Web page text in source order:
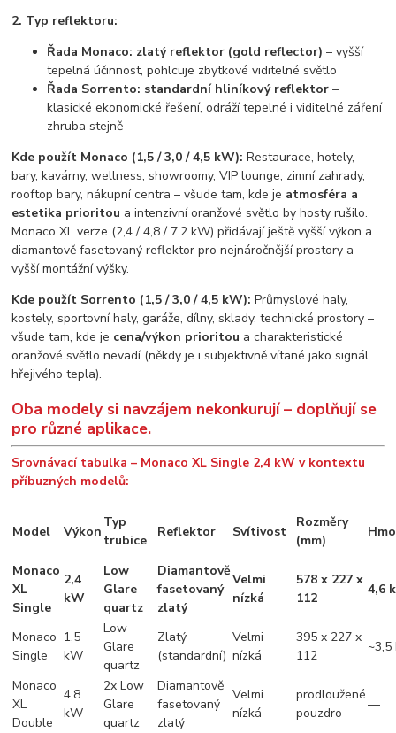
2. Typ reflektoru:
Řada Monaco: zlatý reflektor (gold reflector) – vyšší
tepelná účinnost, pohlcuje zbytkové viditelné světlo
Řada Sorrento: standardní hliníkový reflektor –
klasické ekonomické řešení, odráží tepelné i viditelné záření
zhruba stejně
Kde použít Monaco (1,5 / 3,0 / 4,5 kW): Restaurace, hotely,
bary, kavárny, wellness, showroomy, VIP lounge, zimní zahrady,
rooftop bary, nákupní centra – všude tam, kde je atmosféra a
estetika prioritou a intenzivní oranžové světlo by hosty rušilo.
Monaco XL verze (2,4 / 4,8 / 7,2 kW) přidávají ještě vyšší výkon a
diamantově fasetovaný reflektor pro nejnáročnější prostory a
vyšší montážní výšky.
Kde použít Sorrento (1,5 / 3,0 / 4,5 kW): Průmyslové haly,
kostely, sportovní haly, garáže, dílny, sklady, technické prostory –
všude tam, kde je cena/výkon prioritou a charakteristické
oranžové světlo nevadí (někdy je i subjektivně vítané jako signál
hřejivého tepla).
Oba modely si navzájem nekonkurují – doplňují se
pro různé aplikace.
Srovnávací tabulka – Monaco XL Single 2,4 kW v kontextu
příbuzných modelů:
Model Výkon
Typ
trubice
Reflektor Svítivost
Rozměry
(mm)
Monaco
XL
Single
2,4
kW
Low
Glare
quartz
Diamantově
fasetovaný
zlatý
Velmi
nízká
578 x 227 x
112
4,6
Monaco
Single
1,5
kW
Low
Glare
quartz
Zlatý
(standardní)
Velmi
nízká
395 x 227 x
112
~3,5
Monaco
XL
Double
4,8
kW
2x Low
Glare
quartz
Diamantově
fasetovaný
zlatý
Velmi
nízká
prodloužené
pouzdro
—